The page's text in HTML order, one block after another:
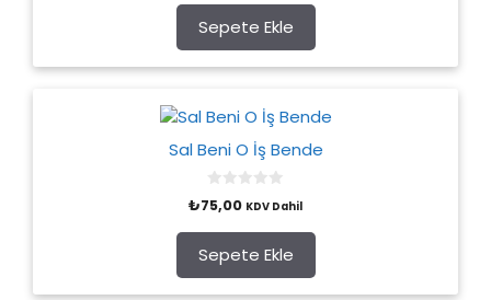
t
o
f
5
Sepete Ekle
Sal Beni O İş Bende
0
o
t
o
f
5
₺75,00 KDV Dahil
Sepete Ekle